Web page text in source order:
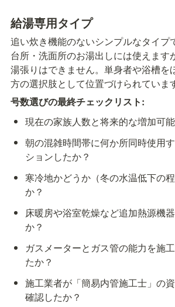
給湯専用タイプ
追い炊き機能のないシンプルなタイプ
台所・洗面所のお湯出しには使えます
湯張りはできません。単身者や浴槽を
方の選択肢として位置づけられていま
号数選びの最終チェックリスト:
現在の家族人数と将来的な増加可
朝の混雑時間帯に何か所同時使用
ションしたか？
寒冷地かどうか（冬の水温低下の
か？
床暖房や浴室乾燥など追加熱源機
か？
ガスメーターとガス管の能力を施
たか？
施工業者が「簡易内管施工士」の
確認したか？